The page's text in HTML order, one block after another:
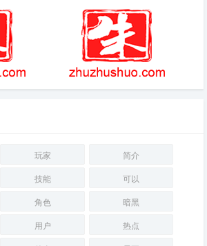
艾兰岛驯服熊
玩家
简介
技能
可以
角色
暗黑
用户
热点